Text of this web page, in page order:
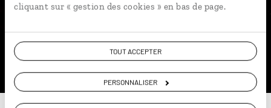
cliquant sur « gestion des cookies » en bas de page.
TOUT ACCEPTER
PERSONNALISER
ou
Construisez votre voyage avec un spécialiste La
Réunion